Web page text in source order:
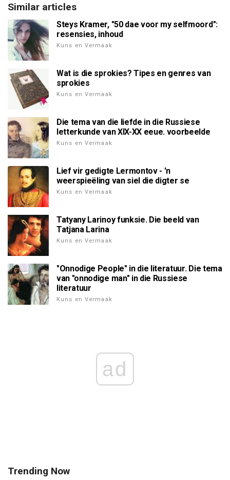
Similar articles
Steys Kramer, "50 dae voor my selfmoord":
resensies, inhoud
Kuns en Vermaak
Wat is die sprokies? Tipes en genres van
sprokies
Kuns en Vermaak
Die tema van die liefde in die Russiese
letterkunde van XIX-XX eeue. voorbeelde
Kuns en Vermaak
Lief vir gedigte Lermontov - 'n
weerspieëling van siel die digter se
Kuns en Vermaak
Tatyany Larinoy funksie. Die beeld van
Tatjana Larina
Kuns en Vermaak
"Onnodige People" in die literatuur. Die tema
van "onnodige man" in die Russiese
literatuur
Kuns en Vermaak
ad
Trending Now